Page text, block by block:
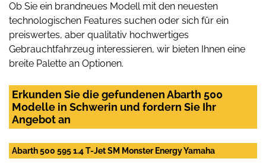
Ob Sie ein brandneues Modell mit den neuesten
technologischen Features suchen oder sich für ein
preiswertes, aber qualitativ hochwertiges
Gebrauchtfahrzeug interessieren, wir bieten Ihnen eine
breite Palette an Optionen.
Erkunden Sie die gefundenen Abarth 500
Modelle in Schwerin und fordern Sie Ihr
Angebot an
Abarth 500 595 1.4 T-Jet SM Monster Energy Yamaha